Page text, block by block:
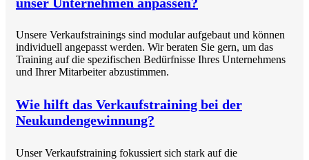
Unsere Verkaufstrainings sind modular aufgebaut und können
individuell angepasst werden. Wir beraten Sie gern, um das
Training auf die spezifischen Bedürfnisse Ihres Unternehmens
und Ihrer Mitarbeiter abzustimmen.
Wie hilft das Verkaufstraining bei der
Neukundengewinnung?
Unser Verkaufstraining fokussiert sich stark auf die